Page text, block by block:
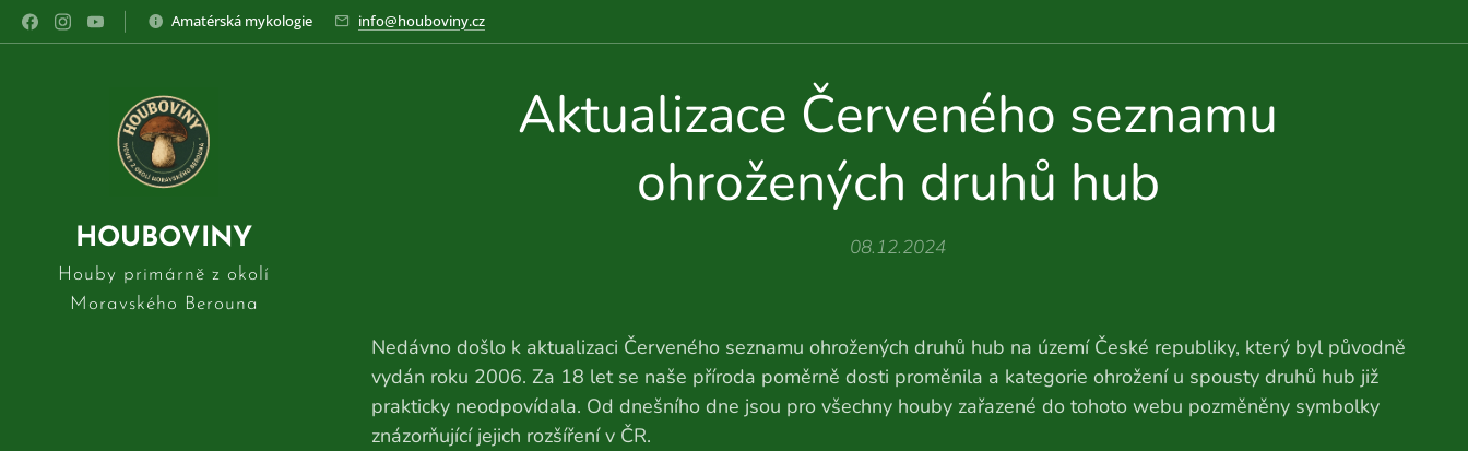
Amatérská mykologie info@houboviny.cz
HOUBOVINY
Houby primárně z okolí
Moravského Berouna
Aktualizace Červeného seznamu
ohrožených druhů hub
08.12.2024
Nedávno došlo k aktualizaci Červeného seznamu ohrožených druhů hub na území České republiky, který byl původně
vydán roku 2006. Za 18 let se naše příroda poměrně dosti proměnila a kategorie ohrožení u spousty druhů hub již
prakticky neodpovídala. Od dnešního dne jsou pro všechny houby zařazené do tohoto webu pozměněny symbolky
znázorňující jejich rozšíření v ČR.